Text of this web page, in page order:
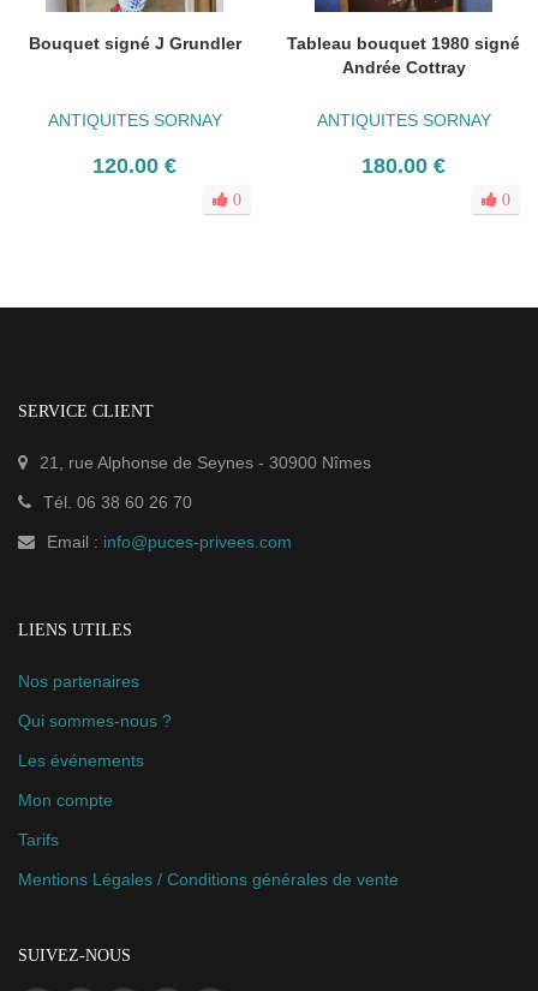
Bouquet signé J Grundler
ANTIQUITES SORNAY
120.00 €
0
Tableau bouquet 1980 signé
Andrée Cottray
ANTIQUITES SORNAY
180.00 €
0
SERVICE CLIENT
21, rue Alphonse de Seynes - 30900 Nîmes
Tél. 06 38 60 26 70
Email : info@puces-privees.com
LIENS UTILES
Nos partenaires
Qui sommes-nous ?
Les événements
Mon compte
Tarifs
Mentions Légales / Conditions générales de vente
SUIVEZ-NOUS